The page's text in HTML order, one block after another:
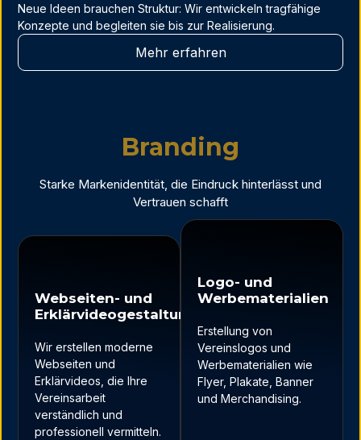
Neue Ideen brauchen Struktur: Wir entwickeln tragfähige
Konzepte und begleiten sie bis zur Realisierung.
Mehr erfahren
Branding
Starke Markenidentität, die Eindruck hinterlässt und
Vertrauen schafft
Webseiten- und
Erklärvideogestaltung
Wir erstellen moderne
Webseiten und
Erklärvideos, die Ihre
Vereinsarbeit
verständlich und
professionell vermitteln.
Logo- und
Werbematerialien
Erstellung von
Vereinslogos und
Werbematerialien wie
Flyer, Plakate, Banner
und Merchandising.